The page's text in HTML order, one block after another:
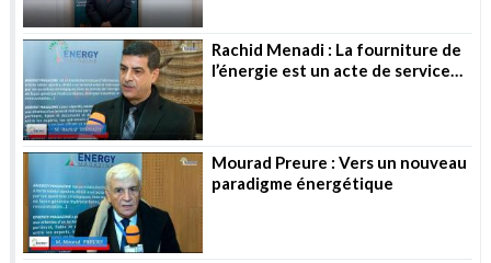
Rachid Menadi : La fourniture de
l’énergie est un acte de service
Mourad Preure : Vers un nouveau
paradigme énergétique